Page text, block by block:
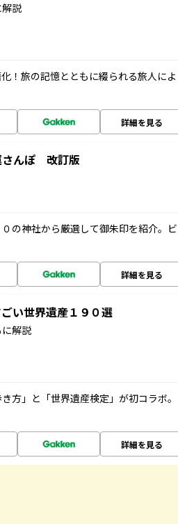
説
！旅の記憶とともに綴られる旅人によ
詳細を見る
さんぽ 改訂版
の神社から厳選して御朱印を紹介。ビ
詳細を見る
い世界遺産１９０選
解説
方」と「世界遺産検定」が初コラボ。
詳細を見る